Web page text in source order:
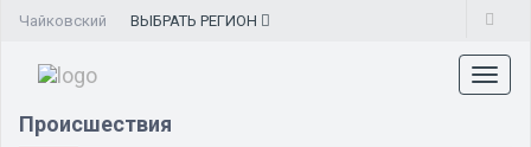
Чайковский ВЫБРАТЬ РЕГИОН
Происшествия